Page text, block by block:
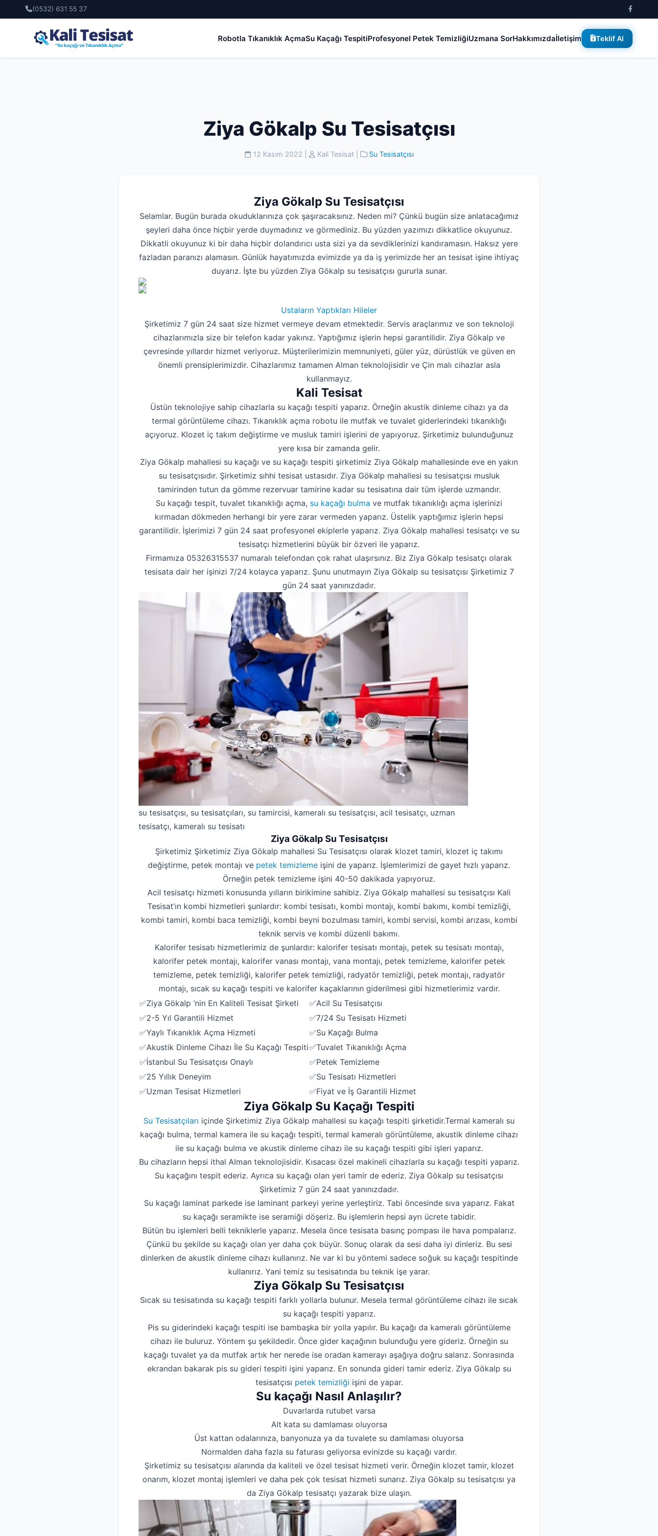
(0532) 631 55 37
Robotla Tıkanıklık AçmaSu Kaçağı TespitiProfesyonel Petek TemizliğiUzmana SorHakkımızdaİletişim Teklif Al
Robotla Tıkanıklık Açma
Su Kaçağı Tespiti
Profesyonel Petek Temizliği
Uzmana Sor
Hakkımızda
İletişim
Ziya Gökalp Su Tesisatçısı
12 Kasım 2022 Kali Tesisat| Su Tesisatçısı
Ziya Gökalp Su Tesisatçısı
Selamlar. Bugün burada okuduklarınıza çok şaşıracaksınız. Neden mi? Çünkü bugün size anlatacağımız
şeyleri daha önce hiçbir yerde duymadınız ve görmediniz. Bu yüzden yazımızı dikkatlice okuyunuz.
Dikkatli okuyunuz ki bir daha hiçbir dolandırıcı usta sizi ya da sevdiklerinizi kandıramasın. Haksız yere
fazladan paranızı alamasın. Günlük hayatımızda evimizde ya da iş yerimizde her an tesisat işine ihtiyaç
duyarız. İşte bu yüzden Ziya Gökalp su tesisatçısı gururla sunar.
Ustaların Yaptıkları Hileler
Şirketimiz 7 gün 24 saat size hizmet vermeye devam etmektedir. Servis araçlarımız ve son teknoloji
cihazlarımızla size bir telefon kadar yakınız. Yaptığımız işlerin hepsi garantilidir. Ziya Gökalp ve
çevresinde yıllardır hizmet veriyoruz. Müşterilerimizin memnuniyeti, güler yüz, dürüstlük ve güven en
önemli prensiplerimizdir. Cihazlarımız tamamen Alman teknolojisidir ve Çin malı cihazlar asla
kullanmayız.
Kali Tesisat
Üstün teknolojiye sahip cihazlarla su kaçağı tespiti yaparız. Örneğin akustik dinleme cihazı ya da
termal görüntüleme cihazı. Tıkanıklık açma robotu ile mutfak ve tuvalet giderlerindeki tıkanıklığı
açıyoruz. Klozet iç takım değiştirme ve musluk tamiri işlerini de yapıyoruz. Şirketimiz bulunduğunuz
yere kısa bir zamanda gelir.
Ziya Gökalp mahallesi su kaçağı ve su kaçağı tespiti şirketimiz Ziya Gökalp mahallesinde eve en yakın
su tesisatçısıdır. Şirketimiz sıhhi tesisat ustasıdır. Ziya Gökalp mahallesi su tesisatçısı musluk
tamirinden tutun da gömme rezervuar tamirine kadar su tesisatına dair tüm işlerde uzmandır.
Su kaçağı tespit, tuvalet tıkanıklığı açma, su kaçağı bulma ve mutfak tıkanıklığı açma işlerinizi
kırmadan dökmeden herhangi bir yere zarar vermeden yaparız. Üstelik yaptığımız işlerin hepsi
garantilidir. İşlerimizi 7 gün 24 saat profesyonel ekiplerle yaparız. Ziya Gökalp mahallesi tesisatçı ve su
tesisatçı hizmetlerini büyük bir özveri ile yaparız.
Firmamıza 05326315537 numaralı telefondan çok rahat ulaşırsınız. Biz Ziya Gökalp tesisatçı olarak
tesisata dair her işinizi 7/24 kolayca yaparız. Şunu unutmayın Ziya Gökalp su tesisatçısı Şirketimiz 7
gün 24 saat yanınızdadır.
su tesisatçısı, su tesisatçıları, su tamircisi, kameralı su tesisatçısı, acil tesisatçı, uzman
tesisatçı, kameralı su tesisatı
Ziya Gökalp Su Tesisatçısı
Şirketimiz Şirketimiz Ziya Gökalp mahallesi Su Tesisatçısı olarak klozet tamiri, klozet iç takımı
değiştirme, petek montajı ve petek temizleme işini de yaparız. İşlemlerimizi de gayet hızlı yaparız.
Örneğin petek temizleme işini 40-50 dakikada yapıyoruz.
Acil tesisatçı hizmeti konusunda yılların birikimine sahibiz. Ziya Gökalp mahallesi su tesisatçısı Kali
Tesisat’ın kombi hizmetleri şunlardır: kombi tesisatı, kombi montajı, kombi bakımı, kombi temizliği,
kombi tamiri, kombi baca temizliği, kombi beyni bozulması tamiri, kombi servisi, kombi arızası, kombi
teknik servis ve kombi düzenli bakımı.
Kalorifer tesisatı hizmetlerimiz de şunlardır: kalorifer tesisatı montajı, petek su tesisatı montajı,
kalorifer petek montajı, kalorifer vanası montajı, vana montajı, petek temizleme, kalorifer petek
temizleme, petek temizliği, kalorifer petek temizliği, radyatör temizliği, petek montajı, radyatör
montajı, sıcak su kaçağı tespiti ve kalorifer kaçaklarının giderilmesi gibi hizmetlerimiz vardır.
✅Ziya Gökalp ‘nin En Kaliteli Tesisat Şirketi
✅Acil Su Tesisatçısı
✅2-5 Yıl Garantili Hizmet
✅7/24 Su Tesisatı Hizmeti
✅Yaylı Tıkanıklık Açma Hizmeti
✅Su Kaçağı Bulma
✅Akustik Dinleme Cihazı İle Su Kaçağı Tespiti✅Tuvalet Tıkanıklığı Açma
✅İstanbul Su Tesisatçısı Onaylı
✅Petek Temizleme
✅25 Yıllık Deneyim
✅Su Tesisatı Hizmetleri
✅Uzman Tesisat Hizmetleri
✅Fiyat ve İş Garantili Hizmet
Ziya Gökalp Su Kaçağı Tespiti
Su Tesisatçıları içinde Şirketimiz Ziya Gökalp mahallesi su kaçağı tespiti şirketidir.Termal kameralı su
kaçağı bulma, termal kamera ile su kaçağı tespiti, termal kameralı görüntüleme, akustik dinleme cihazı
ile su kaçağı bulma ve akustik dinleme cihazı ile su kaçağı tespiti gibi işleri yaparız.
Bu cihazların hepsi ithal Alman teknolojisidir. Kısacası özel makineli cihazlarla su kaçağı tespiti yaparız.
Su kaçağını tespit ederiz. Ayrıca su kaçağı olan yeri tamir de ederiz. Ziya Gökalp su tesisatçısı
Şirketimiz 7 gün 24 saat yanınızdadır.
Su kaçağı laminat parkede ise laminant parkeyi yerine yerleştiriz. Tabi öncesinde sıva yaparız. Fakat
su kaçağı seramikte ise seramiği döşeriz. Bu işlemlerin hepsi ayrı ücrete tabidir.
Bütün bu işlemleri belli tekniklerle yaparız. Mesela önce tesisata basınç pompası ile hava pompalarız.
Çünkü bu şekilde su kaçağı olan yer daha çok büyür. Sonuç olarak da sesi daha iyi dinleriz. Bu sesi
dinlerken de akustik dinleme cihazı kullanırız. Ne var ki bu yöntemi sadece soğuk su kaçağı tespitinde
kullanırız. Yani temiz su tesisatında bu teknik işe yarar.
Ziya Gökalp Su Tesisatçısı
Sıcak su tesisatında su kaçağı tespiti farklı yollarla bulunur. Mesela termal görüntüleme cihazı ile sıcak
su kaçağı tespiti yaparız.
Pis su giderindeki kaçağı tespiti ise bambaşka bir yolla yapılır. Bu kaçağı da kameralı görüntüleme
cihazı ile buluruz. Yöntem şu şekildedir. Önce gider kaçağının bulunduğu yere gideriz. Örneğin su
kaçağı tuvalet ya da mutfak artık her nerede ise oradan kamerayı aşağıya doğru salarız. Sonrasında
ekrandan bakarak pis su gideri tespiti işini yaparız. En sonunda gideri tamir ederiz. Ziya Gökalp su
tesisatçısı petek temizliği işini de yapar.
Su kaçağı Nasıl Anlaşılır?
Duvarlarda rutubet varsa
Alt kata su damlaması oluyorsa
Üst kattan odalarınıza, banyonuza ya da tuvalete su damlaması oluyorsa
Normalden daha fazla su faturası geliyorsa evinizde su kaçağı vardır.
Şirketimiz su tesisatçısı alanında da kaliteli ve özel tesisat hizmeti verir. Örneğin klozet tamir, klozet
onarım, klozet montaj işlemleri ve daha pek çok tesisat hizmeti sunarız. Ziya Gökalp su tesisatçısı ya
da Ziya Gökalp tesisatçı yazarak bize ulaşın.